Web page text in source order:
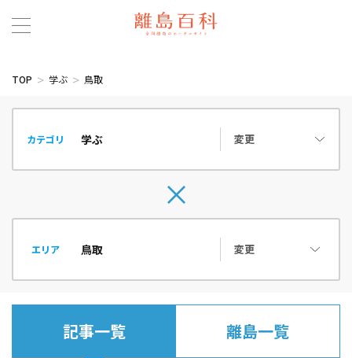
TOP 学ぶ 鳥取
カテゴリ 変更
エリア 変更
記事一覧 離島一覧